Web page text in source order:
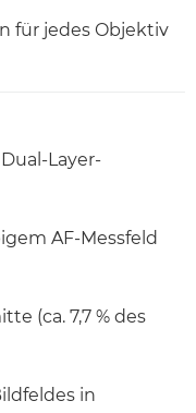
für jedes Objektiv
Layer-
AF-Messfeld
(ca. 7,7 % des
in